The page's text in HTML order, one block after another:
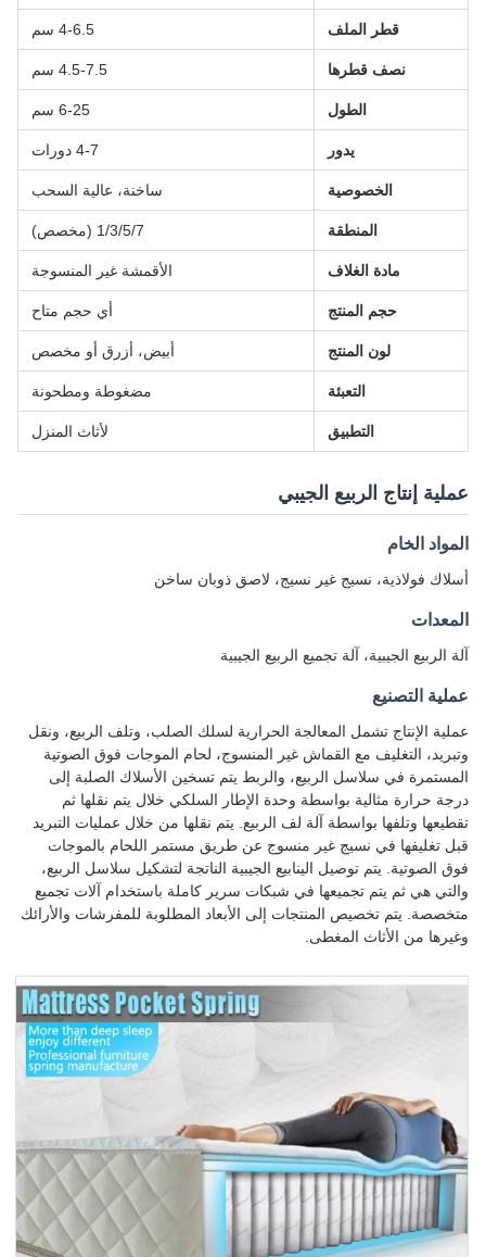
قطر الملف 4-6.5 سم
نصف قطرها 4.5-7.5 سم
الطول 6-25 سم
يدور 4-7 دورات
الخصوصية ساخنة، عالية السحب
المنطقة 1/3/5/7 (مخصص)
مادة الغلاف الأقمشة غير المنسوجة
حجم المنتج أي حجم متاح
لون المنتج أبيض، أزرق أو مخصص
التعبئة مضغوطة ومطحونة
التطبيق لأثاث المنزل
عملية إنتاج الربيع الجيبي
المواد الخام
أسلاك فولاذية، نسيج غير نسيج، لاصق ذوبان ساخن
المعدات
آلة الربيع الجيبية، آلة تجميع الربيع الجيبية
عملية التصنيع
عملية الإنتاج تشمل المعالجة الحرارية لسلك الصلب، وتلف الربيع، ونقل
وتبريد، التغليف مع القماش غير المنسوج، لحام الموجات فوق الصوتية
المستمرة في سلاسل الربيع، والربط يتم تسخين الأسلاك الصلبة إلى
درجة حرارة مثالية بواسطة وحدة الإطار السلكي خلال يتم نقلها ثم
تقطيعها وتلفها بواسطة آلة لف الربيع. يتم نقلها من خلال عمليات التبريد
قبل تغليفها في نسيج غير منسوج عن طريق مستمر اللحام بالموجات
فوق الصوتية. يتم توصيل الينابيع الجيبية الناتجة لتشكيل سلاسل الربيع،
والتي هي ثم يتم تجميعها في شبكات سرير كاملة باستخدام آلات تجميع
متخصصة. يتم تخصيص المنتجات إلى الأبعاد المطلوبة للمفرشات والأرائك
وغيرها من الأثاث المغطى.